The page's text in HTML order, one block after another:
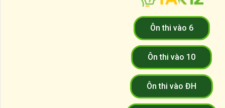
Ôn thi vào 6
Ôn thi vào 10
Ôn thi vào ĐH